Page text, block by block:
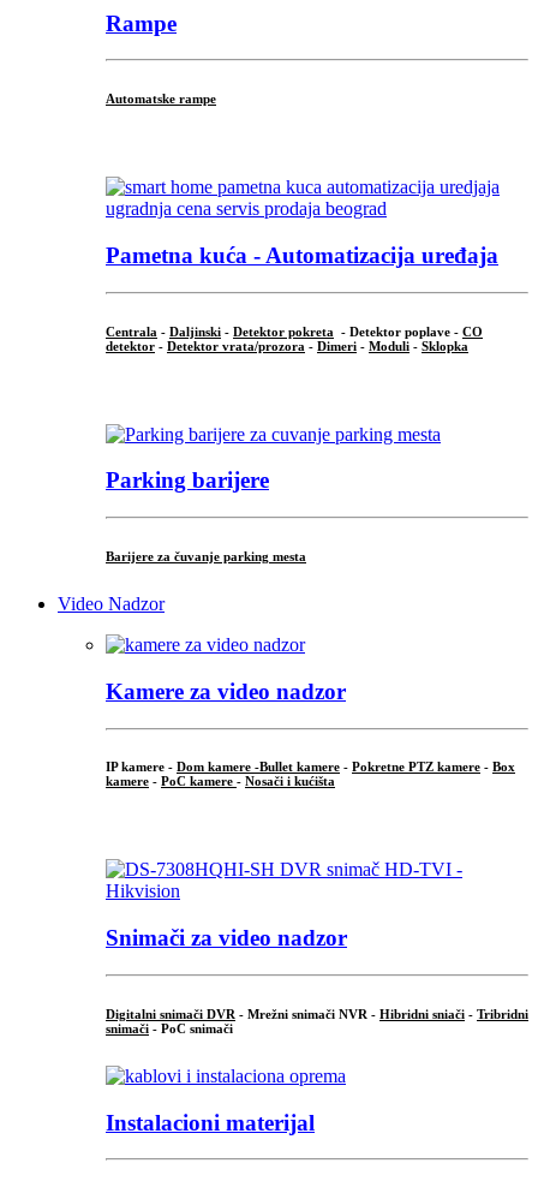
Rampe
Automatske rampe
Pametna kuća - Automatizacija uređaja
Centrala - Daljinski - Detektor pokreta - Detektor poplave - CO
detektor - Detektor vrata/prozora - Dimeri - Moduli - Sklopka
Parking barijere
Barijere za čuvanje parking mesta
Video Nadzor
Kamere za video nadzor
IP kamere - Dom kamere -Bullet kamere - Pokretne PTZ kamere - Box
kamere - PoC kamere - Nosači i kućišta
Snimači za video nadzor
Digitalni snimači DVR - Mrežni snimači NVR - Hibridni sniači - Tribridni
snimači - PoC snimači
Instalacioni materijal